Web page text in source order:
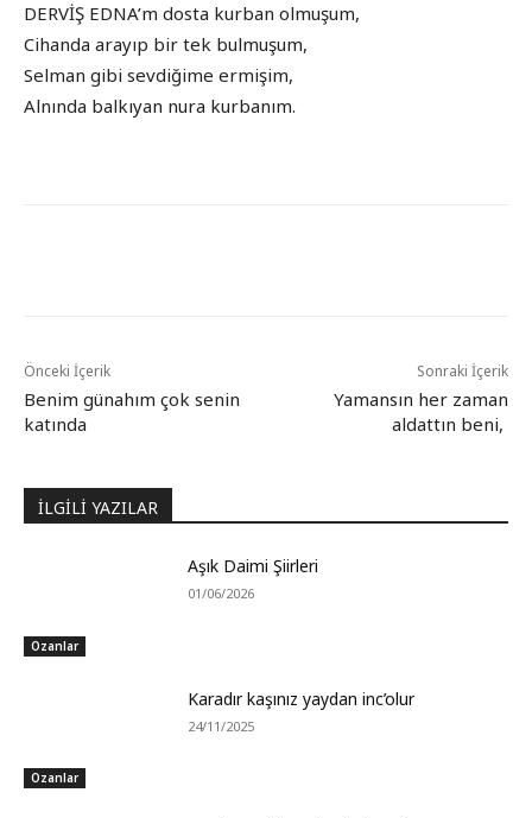
DERVİŞ EDNA’m dosta kurban olmuşum,
Cihanda arayıp bir tek bulmuşum,
Selman gibi sevdiğime ermişim,
Alnında balkıyan nura kurbanım.
Önceki İçerik
Benim günahım çok senin
katında
Sonraki İçerik
Yamansın her zaman
aldattın beni,
İLGİLİ YAZILAR
Ozanlar
Aşık Daimi Şiirleri
01/06/2026
Ozanlar
Karadır kaşınız yaydan inc’olur
24/11/2025